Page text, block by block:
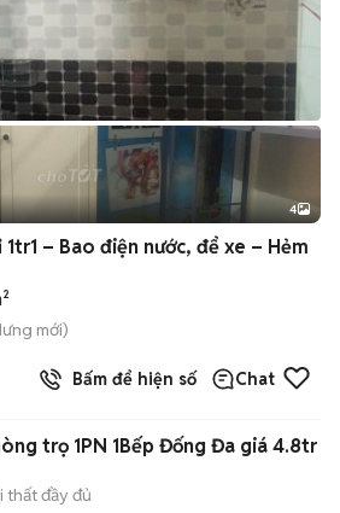
4
– Bao điện nước, để xe – Hẻm
mới)
Bấm để hiện số Chat
trọ 1PN 1Bếp Đống Đa giá 4.8tr
thất đầy đủ